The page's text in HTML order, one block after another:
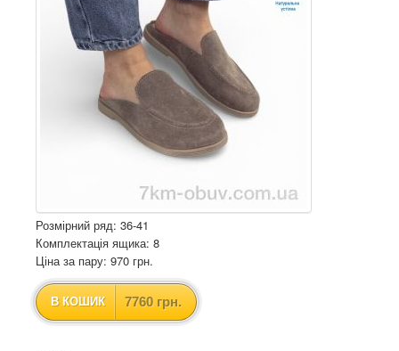
Розмірний ряд: 36-41
Комплектація ящика: 8
Ціна за пару: 970 грн.
В КОШИК 7760 грн.